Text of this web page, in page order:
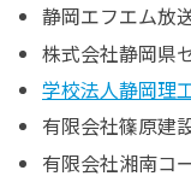
静岡エフエム放
株式会社静岡県
学校法人静岡理
有限会社篠原建
有限会社湘南コ